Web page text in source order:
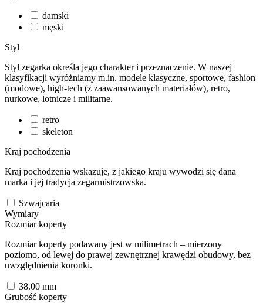
damski
męski
Styl
Styl zegarka określa jego charakter i przeznaczenie. W naszej
klasyfikacji wyróżniamy m.in. modele klasyczne, sportowe, fashion
(modowe), high-tech (z zaawansowanych materiałów), retro,
nurkowe, lotnicze i militarne.
retro
skeleton
Kraj pochodzenia
Kraj pochodzenia wskazuje, z jakiego kraju wywodzi się dana
marka i jej tradycja zegarmistrzowska.
Szwajcaria
Wymiary
Rozmiar koperty
Rozmiar koperty podawany jest w milimetrach – mierzony
poziomo, od lewej do prawej zewnętrznej krawędzi obudowy, bez
uwzględnienia koronki.
38.00 mm
Grubość koperty